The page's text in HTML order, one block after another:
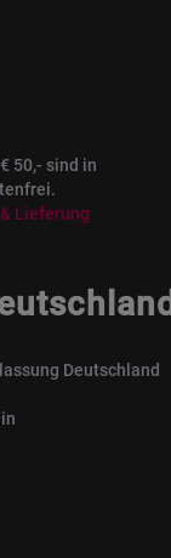
50,- sind in
Lieferung
Deutschland